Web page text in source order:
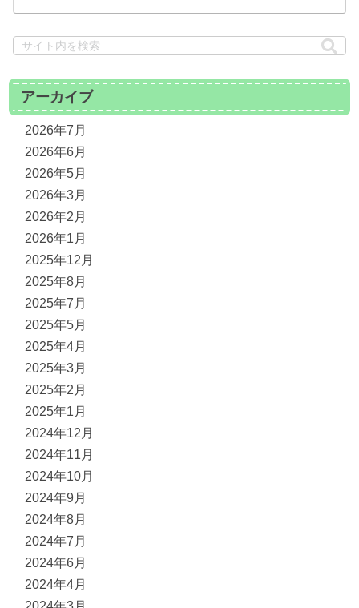
アーカイブ
2026年7月
2026年6月
2026年5月
2026年3月
2026年2月
2026年1月
2025年12月
2025年8月
2025年7月
2025年5月
2025年4月
2025年3月
2025年2月
2025年1月
2024年12月
2024年11月
2024年10月
2024年9月
2024年8月
2024年7月
2024年6月
2024年4月